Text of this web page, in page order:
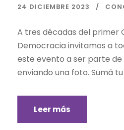
24 DICIEMBRE 2023
A tres décadas del primer
Democracia invitamos a
este evento a ser parte de
enviando una foto. Sumá
Leer más